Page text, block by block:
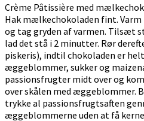
Crème Pâtissière med
Hak mælkechokoladen fint.
og tag gryden af varmen. Tilsæt
lad det stå i 2 minutter. Rør
piskeris), indtil chokoladen er
æggeblommer, sukker og
passionsfrugter midt over og
over skålen med æggeblommer.
trykke al passionsfrugtsaften
æggeblommerne uden at få